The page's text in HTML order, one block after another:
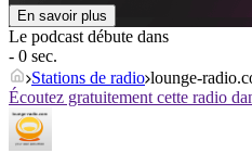
En savoir plus
Le podcast débute dans
- 0 sec.
Stations de radio lounge-
Écoutez gratuitement cette radio